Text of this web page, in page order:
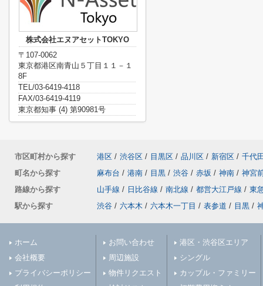
株式会社エヌアセットTOKYO
〒107-0062
東京都港区南青山５丁目１１－１
8F
TEL/03-6419-4118
FAX/03-6419-4119
東京都知事 (4) 第90981号
市区町村から探す 港区 / 渋谷区 / 目黒区 / 品川区 / 新宿区 / 千代
町名から探す
麻布台 / 港南 / 目黒 / 渋谷 / 赤坂 / 神南 / 神宮
路線から探す
山手線 / 日比谷線 / 南北線 / 都営大江戸線 / 東
駅から探す
渋谷 / 六本木 / 六本木一丁目 / 表参道 / 目黒 /
ホーム
会社概要
プライバシーポリシー
お問い合わせ
周辺施設
物件リクエスト
港区・渋谷区エリア
シングル
カップル・ファミリー